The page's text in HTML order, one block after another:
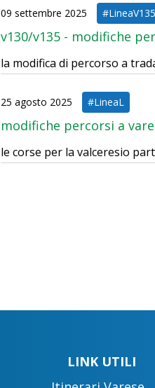
09 settembre 2025 #LineaV135
v130/v135 - modifiche
la modifica di percorso a
25 agosto 2025 #LineaL
modifiche percorsi a
le corse per la valceresio
LINK UTILI